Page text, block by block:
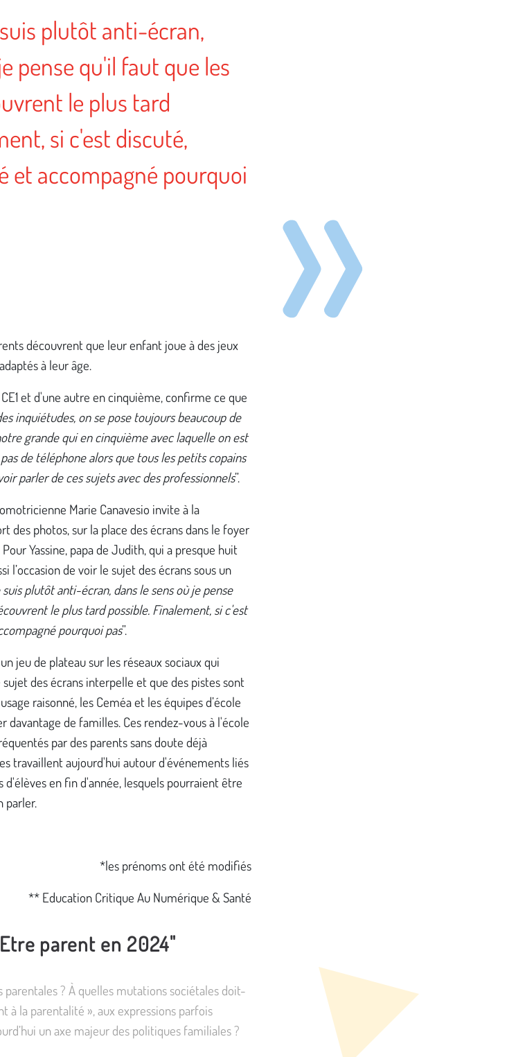
suis plutôt anti-écran,
pense qu'il faut que les
le plus tard
si c'est discuté,
et accompagné pourquoi
découvrent que leur enfant joue à des jeux
à leur âge.
et d'une autre en cinquième, confirme ce que
inquiétudes, on se pose toujours beaucoup de
grande qui en cinquième avec laquelle on est
de téléphone alors que tous les petits copains
parler de ces sujets avec des professionnels”.
Marie Canavesio invite à la
des photos, sur la place des écrans dans le foyer
Yassine, papa de Judith, qui a presque huit
l’occasion de voir le sujet des écrans sous un
suis plutôt anti-écran, dans le sens où je pense
le plus tard possible. Finalement, si c'est
pourquoi pas”.
jeu de plateau sur les réseaux sociaux qui
des écrans interpelle et que des pistes sont
raisonné, les Ceméa et les équipes d’école
de familles. Ces rendez-vous à l'école
par des parents sans doute déjà
travaillent aujourd'hui autour d'événements liés
en fin d'année, lesquels pourraient être
parler.
*les prénoms ont été modifiés
** Education Critique Au Numérique & Santé
parent en 2024"
parentales ? À quelles mutations sociétales doit-
à la parentalité », aux expressions parfois
un axe majeur des politiques familiales ?